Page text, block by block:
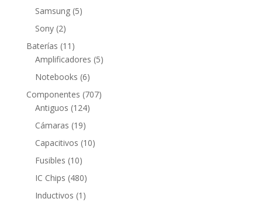
producto
Samsung 55
Sony 22
productos
Baterías 11 11
productos
Amplificadores 55
Notebooks 66
productos
Componentes 707707
Antiguos 124124
Cámaras 1919
productos
Capacitivos 1010
Fusibles 1010
productos
IC Chips 480480
productos
Inductivos 1 1